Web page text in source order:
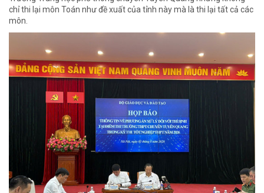
chỉ thi lại môn Toán như đề xuất của tỉnh này mà là thi lại tất cả các
môn.